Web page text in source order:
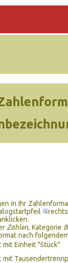
in Ihr
Zahlen, Kategorie
nach
Einheit "Stück"
mit